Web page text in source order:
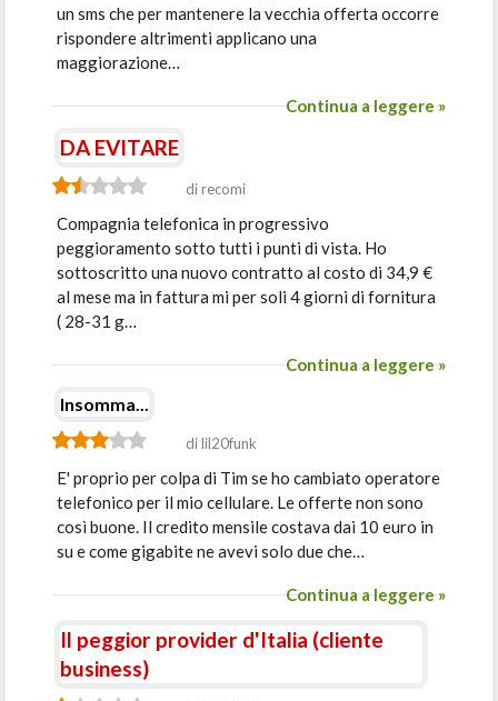
un sms che per mantenere la vecchia offerta occorre
rispondere altrimenti applicano una
maggiorazione…
Continua a leggere »
DA EVITARE
di recomi
Compagnia telefonica in progressivo
peggioramento sotto tutti i punti di vista. Ho
sottoscritto una nuovo contratto al costo di 34,9 €
al mese ma in fattura mi per soli 4 giorni di fornitura
( 28-31 g…
Continua a leggere »
Insomma...
di lil20funk
E' proprio per colpa di Tim se ho cambiato operatore
telefonico per il mio cellulare. Le offerte non sono
così buone. Il credito mensile costava dai 10 euro in
su e come gigabite ne avevi solo due che…
Continua a leggere »
Il peggior provider d'Italia (cliente
business)